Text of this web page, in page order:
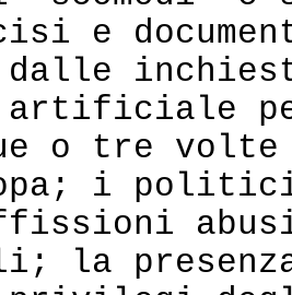
e
o tre volte
i politici
la